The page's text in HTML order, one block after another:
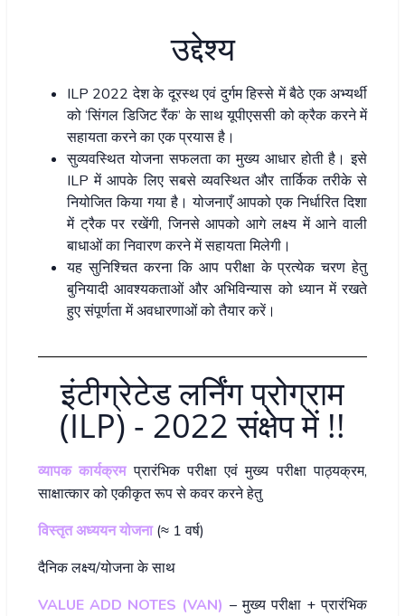
उद्देश्य
ILP 2022 देश के दूरस्थ एवं दुर्गम हिस्से में बैठे एक अभ्यर्थी
को ‘सिंगल डिजिट रैंक’ के साथ यूपीएससी को क्रैक करने में
सहायता करने का एक प्रयास है।
सुव्यवस्थित योजना सफलता का मुख्य आधार होती है। इसे
ILP में आपके लिए सबसे व्यवस्थित और तार्किक तरीके से
नियोजित किया गया है। योजनाएँ आपको एक निर्धारित दिशा
में ट्रैक पर रखेंगी, जिनसे आपको आगे लक्ष्य में आने वाली
बाधाओं का निवारण करने में सहायता मिलेगी।
यह सुनिश्चित करना कि आप परीक्षा के प्रत्येक चरण हेतु
बुनियादी आवश्यकताओं और अभिविन्यास को ध्यान में रखते
हुए संपूर्णता में अवधारणाओं को तैयार करें।
इंटीग्रेटेड लर्निंग प्रोग्राम
(ILP) - 2022 संक्षेप में !!
व्यापक कार्यक्रमप्रारंभिक परीक्षा एवं मुख्य परीक्षा पाठ्यक्रम,
साक्षात्कार को एकीकृत रूप से कवर करने हेतु
विस्तृत अध्ययन योजना(≈ 1 वर्ष)
दैनिक लक्ष्य/योजना के साथ
VALUE ADD NOTES (VAN) – मुख्य परीक्षा + प्रारंभिक